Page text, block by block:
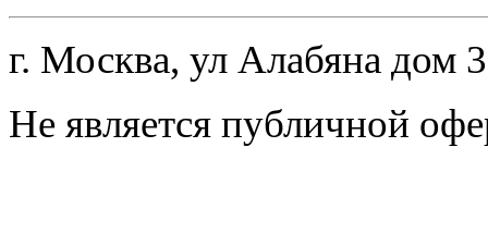
г. Москва, ул Алабяна дом
Не является публичной